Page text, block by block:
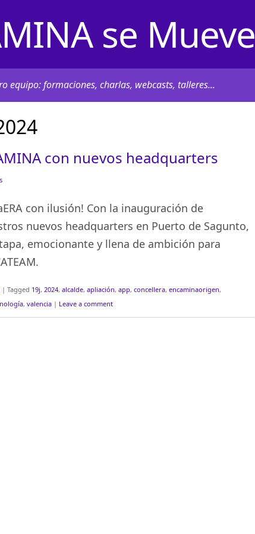
se Mueve
equipo: formaciones, charlas, webcasts, talleres...
con nuevos headquarters
con ilusión! Con la inauguración de
nuevos headquarters en Puerto de Sagunto,
emocionante y llena de ambición para
| Tagged 19j, 2024, alcalde, apliación, app, concellera, encaminaorigen,
, valencia | Leave a comment